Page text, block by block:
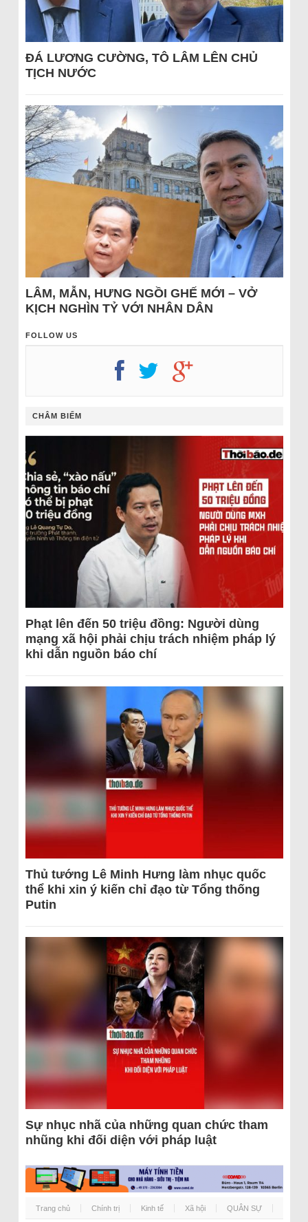
ĐÁ LƯƠNG CƯỜNG, TÔ LÂM LÊN CHỦ
TỊCH NƯỚC
LÂM, MẪN, HƯNG NGỒI GHẾ MỚI – VỞ
KỊCH NGHÌN TỶ VỚI NHÂN DÂN
FOLLOW US
CHÂM BIẾM
Phạt lên đến 50 triệu đồng: Người dùng
mạng xã hội phải chịu trách nhiệm pháp lý
khi dẫn nguồn báo chí
Thủ tướng Lê Minh Hưng làm nhục quốc
thể khi xin ý kiến chỉ đạo từ Tổng thống
Putin
Sự nhục nhã của những quan chức tham
nhũng khi đối diện với pháp luật
Trang chủ Chính trị Kinh tế Xã hội QUÂN SỰ